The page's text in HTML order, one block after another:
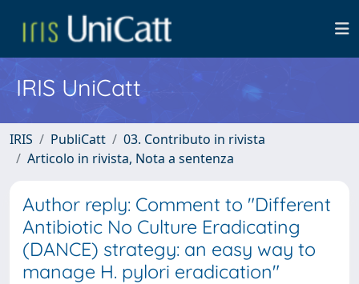
IRIS UniCatt
IRIS PubliCatt
03. Contributo in rivista
Articolo in rivista, Nota a sentenza
Author reply: Comment to "Different
Antibiotic No Culture Eradicating
(DANCE) strategy: an easy way to
manage H. pylori eradication"